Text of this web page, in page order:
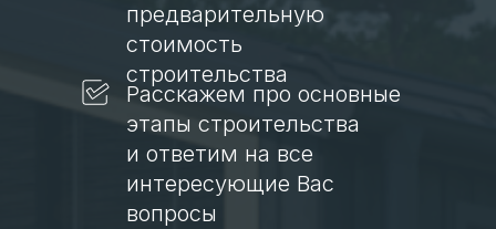
предварительную
стоимость
строительства
Расскажем про основные
этапы строительства
и ответим на все
интересующие Вас
вопросы